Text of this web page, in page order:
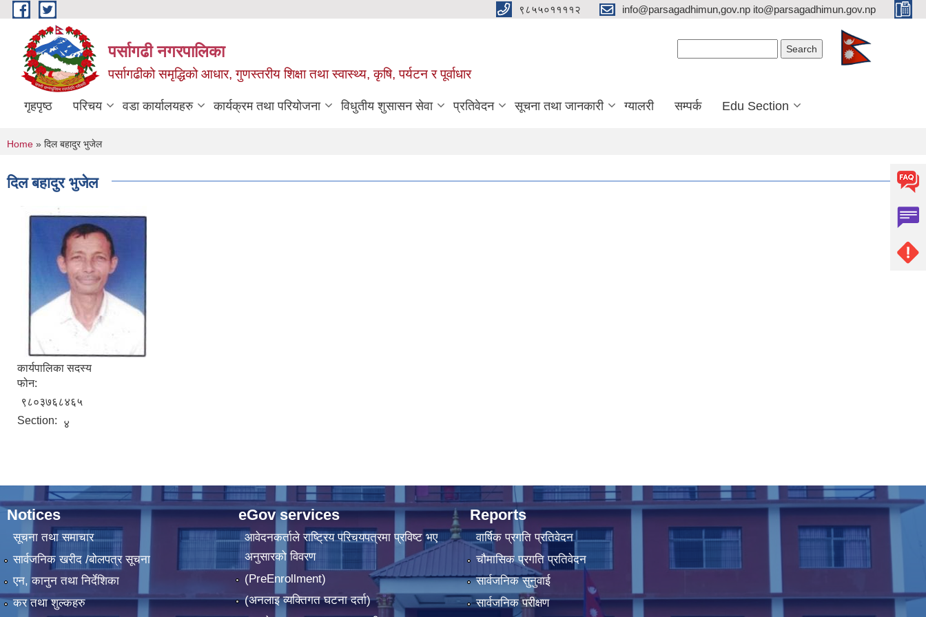
Skip to main content ९८५५०११११२ info@parsagadhimun,gov.np ito@parsagadhimun.gov.np
पर्सागढी नगरपालिका
पर्सागढीको समृद्धिको आधार, गुणस्तरीय शिक्षा तथा स्वास्थ्य, कृषि, पर्यटन र पूर्वाधार
गृहपृष्ठ परिचय वडा कार्यालयहरु कार्यक्रम तथा परियोजना विधुतीय शुसासन सेवा प्रतिवेदन सूचना तथा जानकारी ग्यालरी सम्पर्क Edu Section
You are here
Home » दिल बहादुर भुजेल
दिल बहादुर भुजेल
कार्यपालिका सदस्य
फोन:
९८०३७६८४६५
Section:
४
Notices
सूचना तथा समाचार
सार्वजनिक खरीद /बोलपत्र सूचना
एन, कानुन तथा निर्देशिका
कर तथा शुल्कहरु
eGov services
आवेदनकर्ताले राष्‍ट्रिय परिचयपत्रमा प्रविष्ट भए
अनुसारको विवरण
(PreEnrollment)
(अनलाइ व्यक्तिगत घटना दर्ता)
Reports
वार्षिक प्रगति प्रतिवेदन
चौमासिक प्रगति प्रतिवेदन
सार्वजनिक सुनुवाई
सार्वजनिक परीक्षण